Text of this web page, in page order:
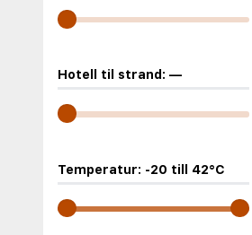
Hotell til strand: —
Temperatur: -20 till 42°C